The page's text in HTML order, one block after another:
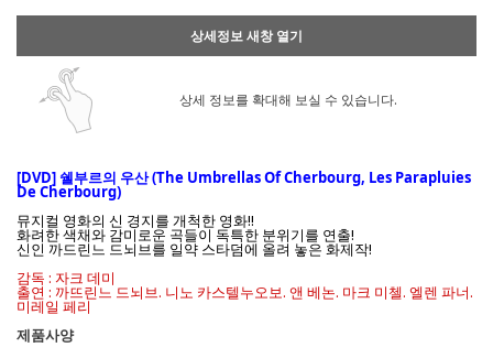
상세정보 새창 열기
상세 정보를 확대해 보실 수 있습니다.
[DVD] 쉘부르의 우산 (The Umbrellas Of Cherbourg, Les Parapluies
De Cherbourg)
뮤지컬 영화의 신 경지를 개척한 영화!!
화려한 색채와 감미로운 곡들이 독특한 분위기를 연출!
신인 까드린느 드뇌브를 일약 스타덤에 올려 놓은 화제작!
감독 : 자크 데미
출연 : 까뜨린느 드뇌브. 니노 카스텔누오보. 앤 베논. 마크 미첼. 엘렌 파너.
미레일 페리
제품사양